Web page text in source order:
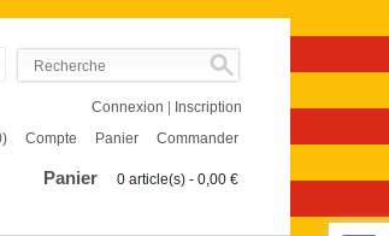
Connexion
Inscription
Compte Panier Commander
Panier 0 article(s) - 0,00 €